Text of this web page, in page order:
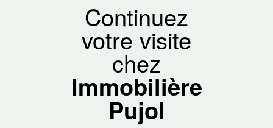
Continuez
votre visite
chez
Immobilière
Pujol